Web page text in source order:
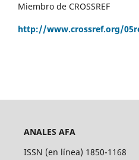
Miembro de CROSSREF
http://www.crossref.org/
ANALES AFA
ISSN (en línea) 1850-1168